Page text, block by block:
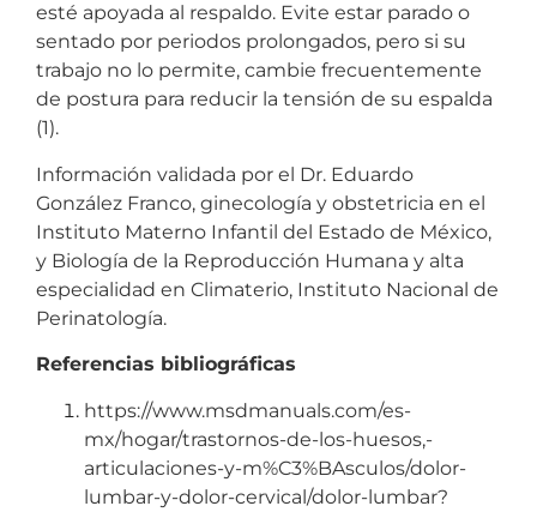
esté apoyada al respaldo. Evite estar parado o
sentado por periodos prolongados, pero si su
trabajo no lo permite, cambie frecuentemente
de postura para reducir la tensión de su espalda
(1).
Información validada por el Dr. Eduardo
González Franco, ginecología y obstetricia en el
Instituto Materno Infantil del Estado de México,
y Biología de la Reproducción Humana y alta
especialidad en Climaterio, Instituto Nacional de
Perinatología.
Referencias bibliográficas
https://www.msdmanuals.com/es-
mx/hogar/trastornos-de-los-huesos,-
articulaciones-y-m%C3%BAsculos/dolor-
lumbar-y-dolor-cervical/dolor-lumbar?